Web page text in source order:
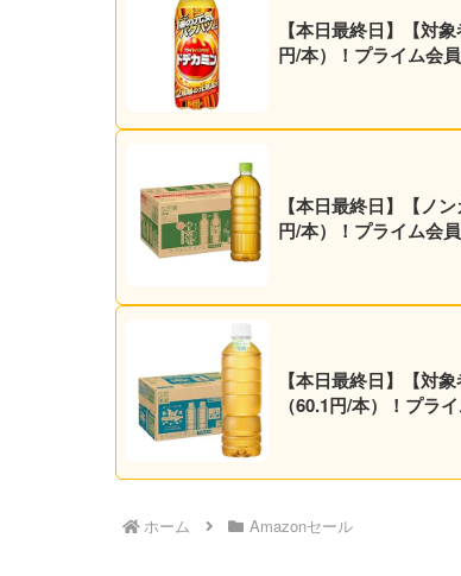
【本日最終日】【対象者限定】アサヒ飲料 エナジ
円/本）！プライム会
【本日最終日】【ノ
円/本）！プライム会
【本日最終日】【対
（60.1円/本）！プラ
ホーム Amazonセール